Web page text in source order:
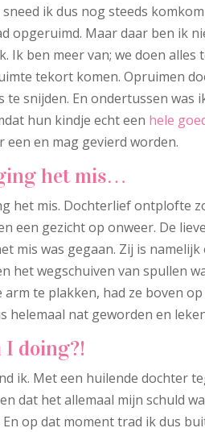
ik dus nog steeds
opgeruimd. Maar daar ben ik
Ik ben meer van; we doen
tekort komen. Opruimen
te snijden. En ondertussen was
hun kindje echt een hele
een en mag gevierd worden.
het mis…
het mis. Dochterlief ontplofte
een gezicht op onweer. De
mis was gegaan. Zij is
het wegschuiven van spullen
te plakken, had ze boven
helemaal nat geworden en
I doing?!
ik. Met een huilende dochter
dat het allemaal mijn schuld
En op dat moment trad ik dus